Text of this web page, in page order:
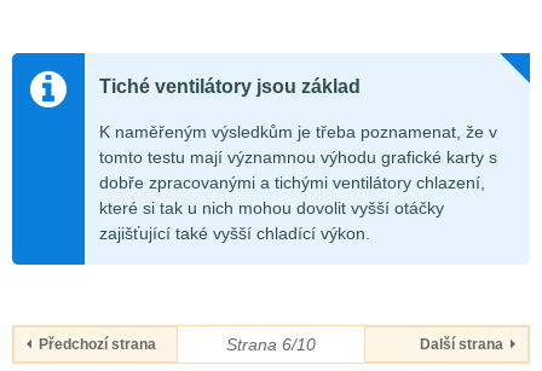
Tiché ventilátory jsou základ
K naměřeným výsledkům je třeba poznamenat, že v
tomto testu mají významnou výhodu grafické karty s
dobře zpracovanými a tichými ventilátory chlazení,
které si tak u nich mohou dovolit vyšší otáčky
zajišťující také vyšší chladící výkon.
Předchozí strana Strana 6/10 Další strana